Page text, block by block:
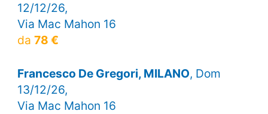
12/12/26,
Via Mac Mahon 16
da 78 €
Francesco De Gregori, MILANO, Dom
13/12/26,
Via Mac Mahon 16